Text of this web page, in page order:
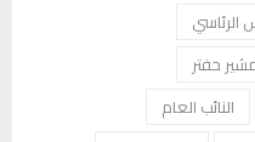
الرئاسي
حفتر
النائب العام